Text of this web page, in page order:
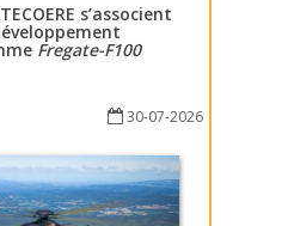
s’associent
Fregate-F100
30-07-2026